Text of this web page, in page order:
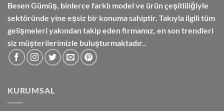
Besen Gümüş, binlerce farklı model ve ürün çeşitliliğiyle
sektöründe yine eşsiz bir konuma sahiptir. Takıyla ilgili tüm
gelişmeleri yakından takip eden firmamız, en son trendleri
siz müşterilerimizle buluşturmaktadır..
KURUMSAL